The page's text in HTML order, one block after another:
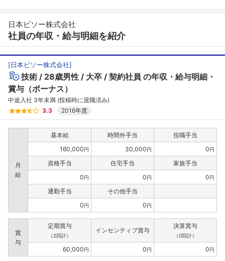
日本ビソー株式会社
社員の年収・給与明細を紹介
[日本ビソー株式会社]
技術 28歳男性 大卒 契約社員 の年収・給与明細・
賞与（ボーナス）
中途入社 3年未満 (投稿時に退職済み)
3.3
2016年度
月
給
基本給 時間外手当
役職手当
160,000円 30,000円 0円
資格手当 住宅手当
家族手当
0円 0円 0円
通勤手当
その他手当
0円 0円
賞
与
定期賞与
（2回計）
インセンティブ賞与
決算賞与
（0回計）
60,000円 0円 0円